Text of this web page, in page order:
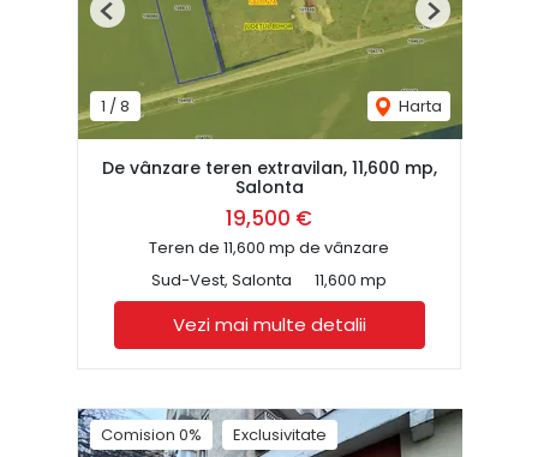
1 / 8 Harta
Previous Next
De vânzare teren extravilan, 11,600 mp,
Salonta
19,500 €
Teren de 11,600 mp de vânzare
Sud-Vest, Salonta
11,600 mp
Vezi mai multe detalii
Comision 0% Exclusivitate